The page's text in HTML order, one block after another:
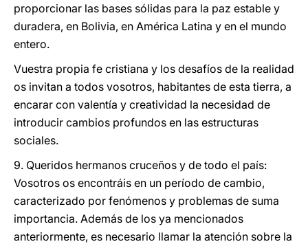
proporcionar las bases sólidas para la paz estable y
duradera, en Bolivia, en América Latina y en el mundo
entero.
Vuestra propia fe cristiana y los desafíos de la realidad
os invitan a todos vosotros, habitantes de esta tierra, a
encarar con valentía y creatividad la necesidad de
introducir cambios profundos en las estructuras
sociales.
9. Queridos hermanos cruceños y de todo el país:
Vosotros os encontráis en un período de cambio,
caracterizado por fenómenos y problemas de suma
importancia. Además de los ya mencionados
anteriormente, es necesario llamar la atención sobre la